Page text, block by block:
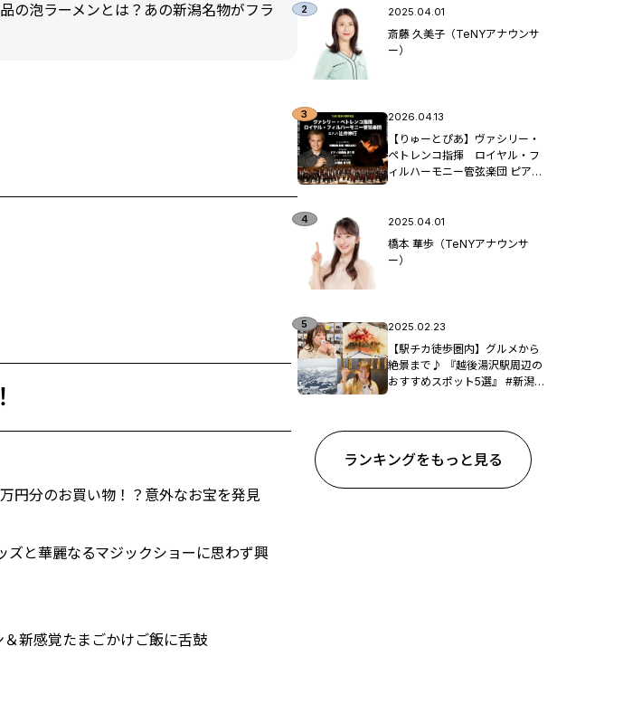
の泡ラーメンとは？あの新潟名物がフラ
円分のお買い物！？意外なお宝を発見
と華麗なるマジックショーに思わず興
新感覚たまごかけご飯に舌鼓
2025.04.01
斎藤 久美子（TeNYアナウンサ
ー）
2026.04.13
【りゅーとぴあ】ヴァシリー・
ペトレンコ指揮 ロイヤル・フ
ィルハーモニー管弦楽団 ピア
2025.04.01
橋本 華歩（TeNYアナウンサ
ー）
2025.02.23
【駅チカ徒歩圏内】グルメから
絶景まで♪ 『越後湯沢駅周辺の
おすすめスポット5選』 #新潟観
ランキングをもっと見る